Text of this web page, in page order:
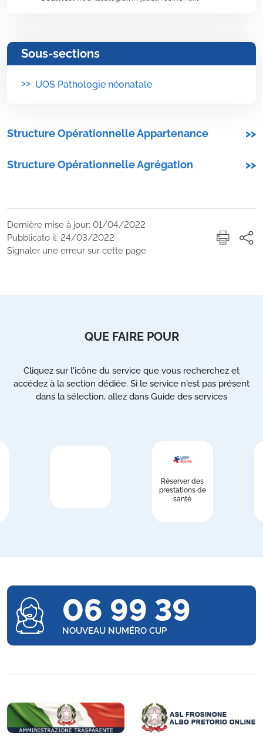
Sous-sections
>> UOS Pathologie néonatale
Structure Opérationnelle Appartenance >>
Structure Opérationnelle Agrégation >>
Dernière mise à jour: 01/04/2022
Pubblicato il: 24/03/2022
Signaler une erreur sur cette page
QUE FAIRE POUR
Cliquez sur l'icône du service que vous recherchez et
accédez à la section dédiée. Si le service n'est pas présent
dans la sélection, allez dans Guide des services
Réserver des
prestations de
santé
06 99 39
NOUVEAU NUMÉRO CUP